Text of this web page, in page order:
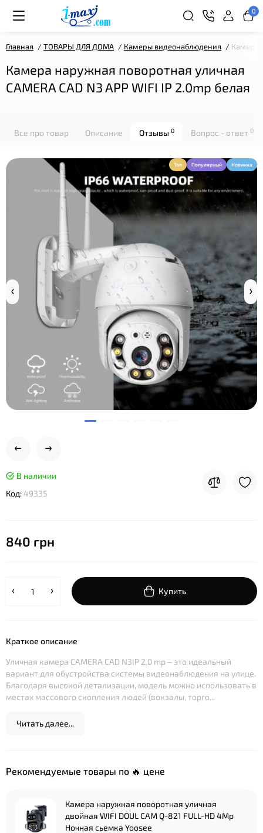
0
Главная ТОВАРЫ ДЛЯ ДОМА Камеры видеонаблюдения Камера
Камера наружная поворотная уличная
CAMERA CAD N3 APP WIFI IP 2.0mp белая
Все про товар Описание Отзывы 0 Вопрос - ответ 0
Топ Популярный Новинка
В наличии
Код:49335
840 грн
Купить
Краткое описание
Уличная камера CAMERA CAD N3IP 2.0 mp – это идеальный
вариант для обустройства системы видеонаблюдения на улице.
Благодаря высокой детализации, модель можно использовать в
местах массового скопления людей (вокзалы, торго...
Читать далее...
Рекомендуемые товары по 🔥 цене
Камера наружная поворотная уличная
двойная WIFI DOUL CAM Q-821 FULL-HD 4Mp
Ночная сьемка Yoosee